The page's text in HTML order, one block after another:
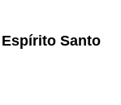
Santo